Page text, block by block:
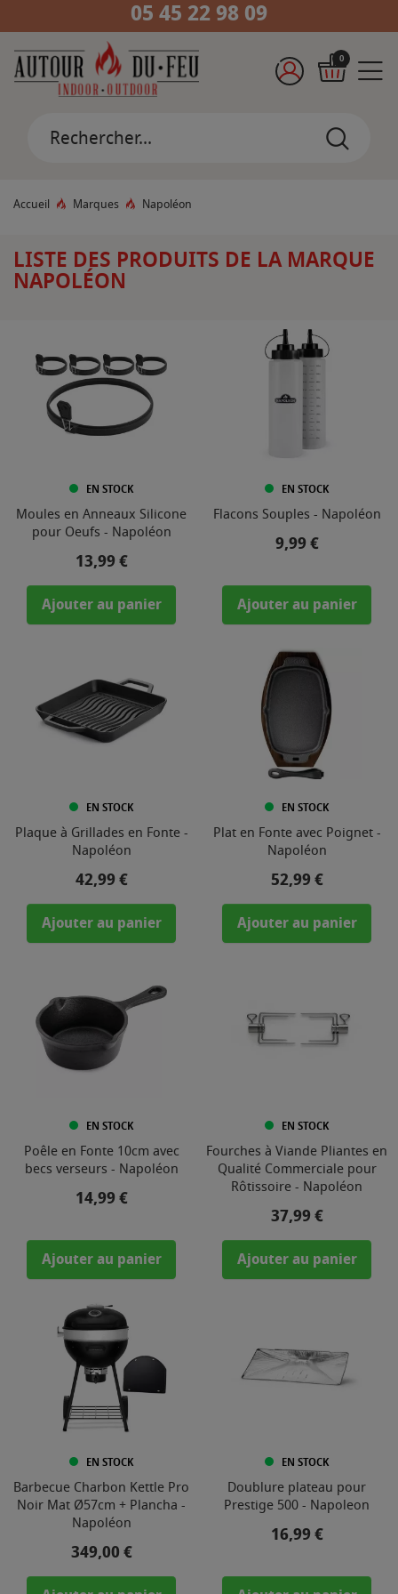
05 45 22 98 09
0
Accueil Marques Napoléon
LISTE DES PRODUITS DE LA MARQUE
NAPOLÉON
EN STOCK
Moules en Anneaux Silicone
pour Oeufs - Napoléon
Prix
13,99 €
Ajouter au panier
EN STOCK
Flacons Souples - Napoléon
Prix
9,99 €
Ajouter au panier
EN STOCK
Plaque à Grillades en Fonte -
Napoléon
Prix
42,99 €
Ajouter au panier
EN STOCK
Plat en Fonte avec Poignet -
Napoléon
Prix
52,99 €
Ajouter au panier
EN STOCK
Poêle en Fonte 10cm avec
becs verseurs - Napoléon
Prix
14,99 €
Ajouter au panier
EN STOCK
Fourches à Viande Pliantes en
Qualité Commerciale pour
Rôtissoire - Napoléon
Prix
37,99 €
Ajouter au panier
EN STOCK
Barbecue Charbon Kettle Pro
Noir Mat Ø57cm + Plancha -
Napoléon
Prix
349,00 €
EN STOCK
Doublure plateau pour
Prestige 500 - Napoleon
Prix
16,99 €